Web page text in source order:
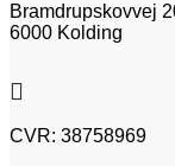
Bramdrupskovvej
6000 Kolding

CVR: 38758969